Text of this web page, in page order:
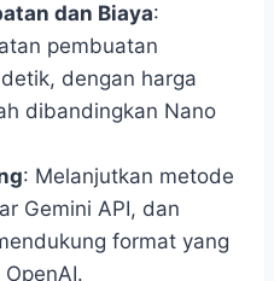
dan Biaya:
pembuatan
dengan harga
dibandingkan Nano
: Melanjutkan metode
Gemini API, dan
format yang